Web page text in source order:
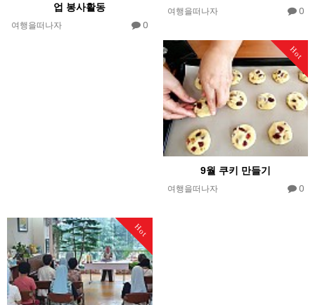
업 봉사활동
여행을떠나자 0
여행을떠나자 0
Hot
9월 쿠키 만들기
여행을떠나자 0
Hot